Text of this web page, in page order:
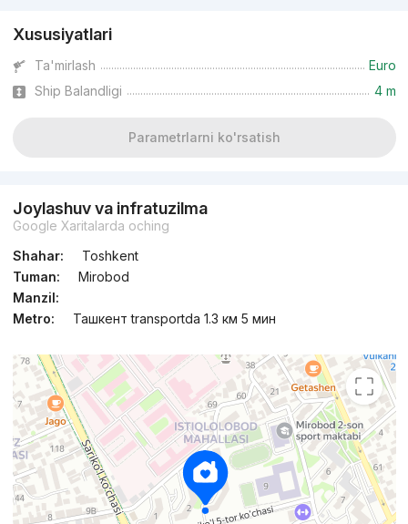
Xususiyatlari
Ta'mirlash
Euro
Ship Balandligi
4 m
Parametrlarni ko'rsatish
Joylashuv va infratuzilma
Google Xaritalarda oching
Shahar:
Toshkent
Tuman:
Mirobod
Manzil:
Metro:
Ташкент transportda 1.3 км 5 мин